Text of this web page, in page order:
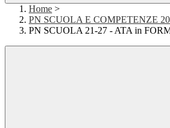
Home >
PN SCUOLA E COMPETENZE
PN SCUOLA 21-27 - ATA in